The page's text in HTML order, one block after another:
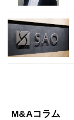
M&Aコラム